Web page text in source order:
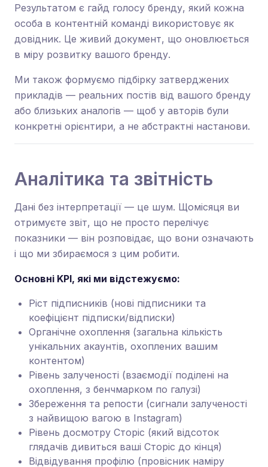
Результатом є гайд голосу бренду, який кожна
особа в контентній команді використовує як
довідник. Це живий документ, що оновлюється
в міру розвитку вашого бренду.
Ми також формуємо підбірку затверджених
прикладів — реальних постів від вашого бренду
або близьких аналогів — щоб у авторів були
конкретні орієнтири, а не абстрактні настанови.
Аналітика та звітність
Дані без інтерпретації — це шум. Щомісяця ви
отримуєте звіт, що не просто перелічує
показники — він розповідає, що вони означають
і що ми збираємося з цим робити.
Основні KPI, які ми відстежуємо:
Ріст підписників (нові підписники та
коефіцієнт підписки/відписки)
Органічне охоплення (загальна кількість
унікальних акаунтів, охоплених вашим
контентом)
Рівень залученості (взаємодії поділені на
охоплення, з бенчмарком по галузі)
Збереження та репости (сигнали залученості
з найвищою вагою в Instagram)
Рівень досмотру Сторіс (який відсоток
глядачів дивиться ваші Сторіс до кінця)
Відвідування профілю (провісник наміру